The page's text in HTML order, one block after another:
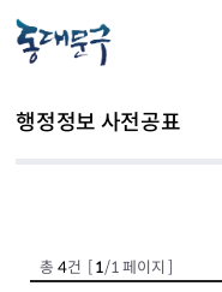
행정정보 사전공표
총 4건 [ 1/1 페이지 ]